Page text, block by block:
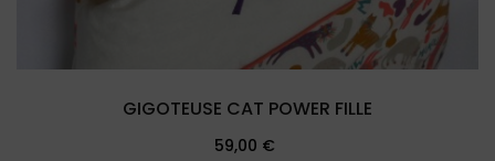
GIGOTEUSE CAT POWER FILLE
Prix
59,00 €